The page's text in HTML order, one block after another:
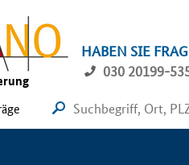
HABEN SIE
030 20199-